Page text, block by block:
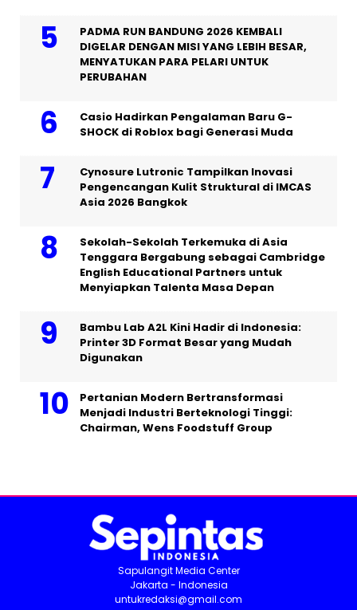
PADMA RUN BANDUNG 2026 KEMBALI
DIGELAR DENGAN MISI YANG LEBIH BESAR,
MENYATUKAN PARA PELARI UNTUK
PERUBAHAN
Casio Hadirkan Pengalaman Baru G-
SHOCK di Roblox bagi Generasi Muda
Cynosure Lutronic Tampilkan Inovasi
Pengencangan Kulit Struktural di IMCAS
Asia 2026 Bangkok
Sekolah-Sekolah Terkemuka di Asia
Tenggara Bergabung sebagai Cambridge
English Educational Partners untuk
Menyiapkan Talenta Masa Depan
Bambu Lab A2L Kini Hadir di Indonesia:
Printer 3D Format Besar yang Mudah
Digunakan
Pertanian Modern Bertransformasi
Menjadi Industri Berteknologi Tinggi:
Chairman, Wens Foodstuff Group
Sapulangit Media Center
Jakarta - Indonesia
untukredaksi@gmail.com